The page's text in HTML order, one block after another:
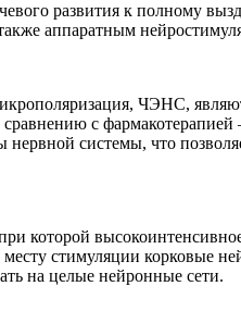
развития к полному
аппаратным
ЧЭНС,
с фармакотерапией
системы, что
которой
стимуляции корковые
на целые нейронные сети.